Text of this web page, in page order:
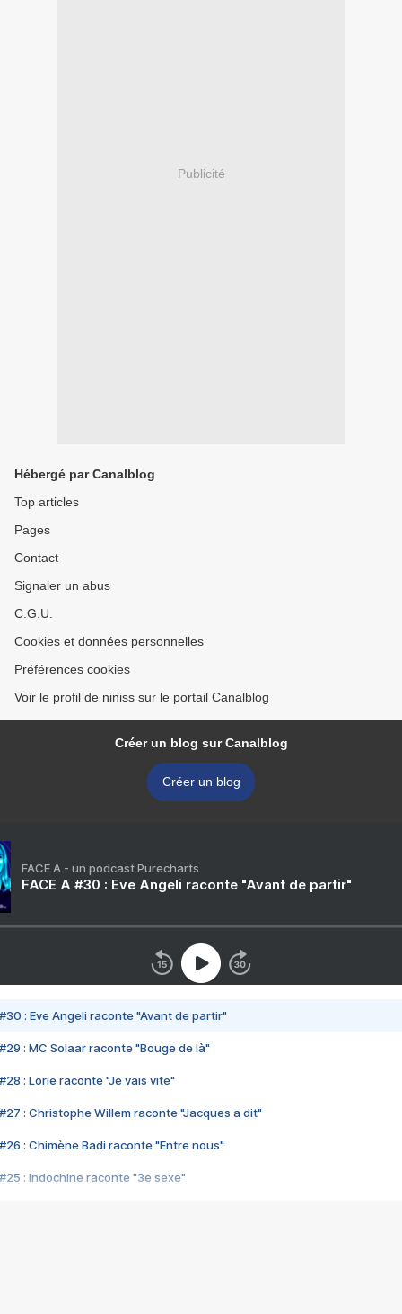
Publicité
Hébergé par Canalblog
Top articles
Pages
Contact
Signaler un abus
C.G.U.
Cookies et données personnelles
Préférences cookies
Voir le profil de niniss sur le portail Canalblog
Créer un blog sur Canalblog
Créer un blog
FACE A - un podcast Purecharts
FACE A #30 : Eve Angeli raconte "Avant de partir"
#30 : Eve Angeli raconte "Avant de partir"
#29 : MC Solaar raconte "Bouge de là"
#28 : Lorie raconte "Je vais vite"
#27 : Christophe Willem raconte "Jacques a dit"
#26 : Chimène Badi raconte "Entre nous"
#25 : Indochine raconte "3e sexe"